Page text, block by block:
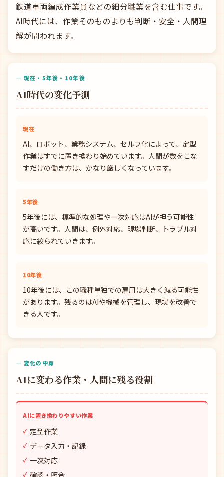
鉄道車両編成作業員などの細分職業を含む仕事です。
AI時代には、作業そのものよりも判断・安全・人間理
解が問われます。
— 現在・5年後・10年後
AI時代の変化予測
現在
AI、ロボット、業務システム、セルフ化によって、定型
作業はすでに置き換わり始めています。人間が数をこな
すだけの働き方は、かなり厳しくなっています。
5年後
5年後には、標準的な処理や一次対応はAIが担う可能性
が高いです。人間は、例外対応、現場判断、トラブル対
応に絞られていきます。
10年後
10年後には、この職種単独での雇用は大きく減る可能性
があります。残るのはAIや機械を管理し、現場を改善で
きる人です。
— 変化の中身
AIに変わる作業・人間に残る役割
AIに置き換わりやすい作業
定型作業
データ入力・記録
一次対応
確認・照合